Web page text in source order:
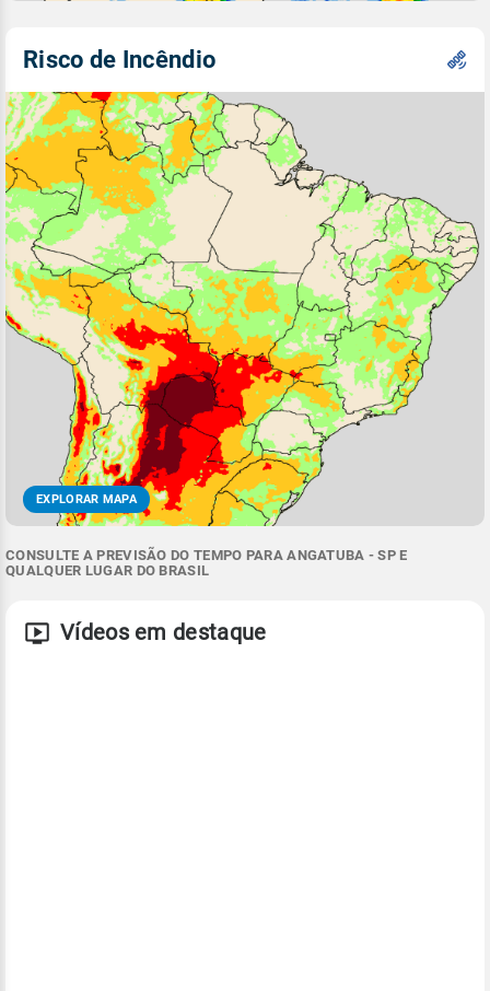
Risco de Incêndio
EXPLORAR MAPA
CONSULTE A PREVISÃO DO TEMPO PARA ANGATUBA - SP E
QUALQUER LUGAR DO BRASIL
Vídeos em destaque